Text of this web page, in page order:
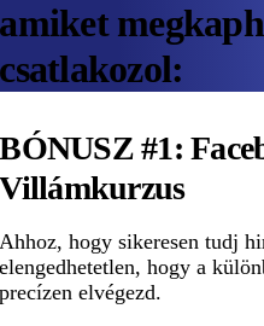
amiket
csatlakozol:
BÓNUSZ #1:
Villámkurzus
Ahhoz, hogy sikeresen tudj
elengedhetetlen, hogy a
precízen elvégezd.